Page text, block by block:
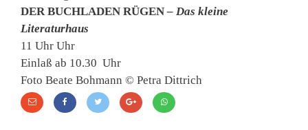
DER BUCHLADEN RÜGEN – Das kleine
Literaturhaus
11 Uhr Uhr
Einlaß ab 10.30 Uhr
Foto Beate Bohmann © Petra Dittrich